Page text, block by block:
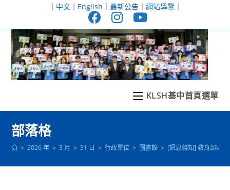
至
｜ 中文｜ English ｜ 最新公告｜ 網站導覽｜
KLSH基中首頁選單
部落格
> 2026 年 > 3 月 > 31 日 > 行政單位 > 圖書館 > [訊息轉知] 教育部國